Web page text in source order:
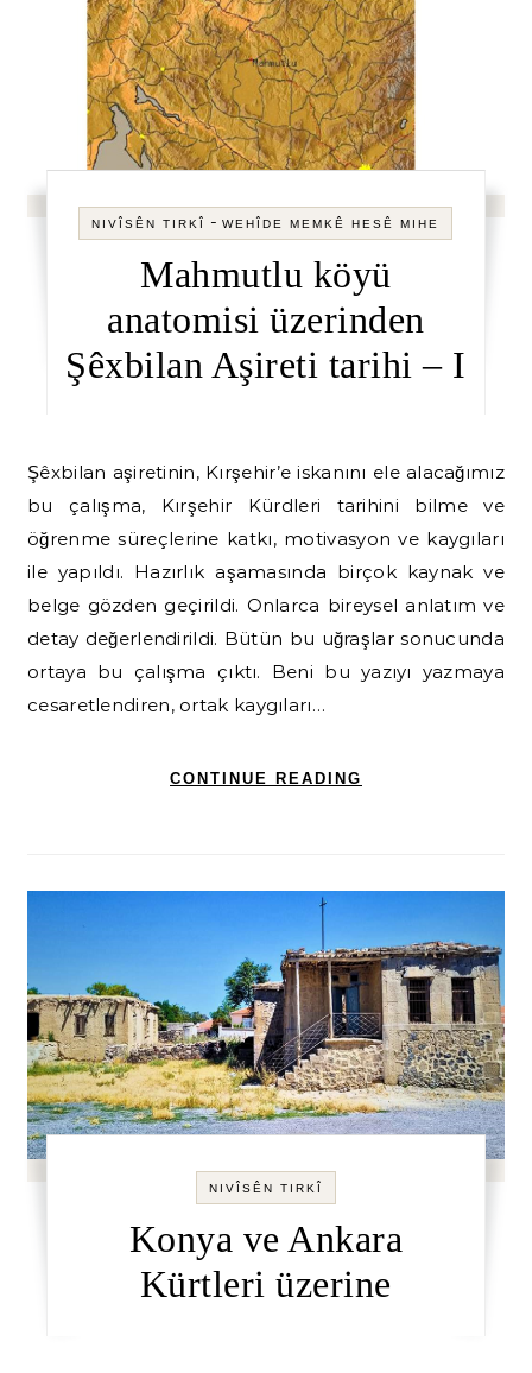
NIVÎSÊN TIRKÎ -WEHÎDE MEMKÊ HESÊ MIHE
Mahmutlu köyü
anatomisi üzerinden
Şêxbilan Aşireti tarihi – I
Şêxbilan aşiretinin, Kırşehir’e iskanını ele alacağımız
bu çalışma, Kırşehir Kürdleri tarihini bilme ve
öğrenme süreçlerine katkı, motivasyon ve kaygıları
ile yapıldı. Hazırlık aşamasında birçok kaynak ve
belge gözden geçirildi. Onlarca bireysel anlatım ve
detay değerlendirildi. Bütün bu uğraşlar sonucunda
ortaya bu çalışma çıktı. Beni bu yazıyı yazmaya
cesaretlendiren, ortak kaygıları…
CONTINUE READING
NIVÎSÊN TIRKÎ
Konya ve Ankara
Kürtleri üzerine